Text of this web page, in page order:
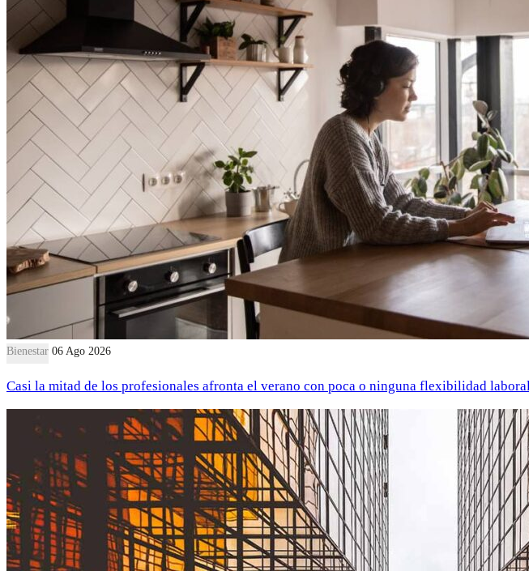
Bienestar 06 Ago 2026
Casi la mitad de los profesionales afronta el verano con poca o ninguna flexibilidad laboral